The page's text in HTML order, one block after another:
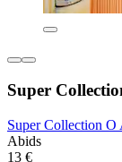
Super
Super Collection O
Abids
13 €